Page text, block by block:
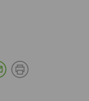
Twitter
en Google Plus
Compartir en Pinterest
Compartir por E-